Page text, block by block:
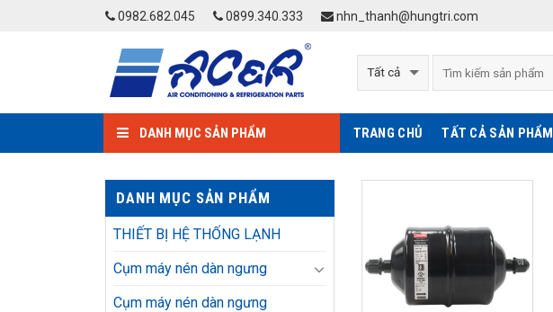
0982.682.045 0899.340.333 nhn_thanh@hungtri.com
DANH MỤC SẢN PHẨM TRANG CHỦ TẤT CẢ SẢN PHẨM
DANH MỤC SẢN PHẨM
THIẾT BỊ HỆ THỐNG LẠNH
Cụm máy nén dàn ngưng
Cụm máy nén dàn ngưng